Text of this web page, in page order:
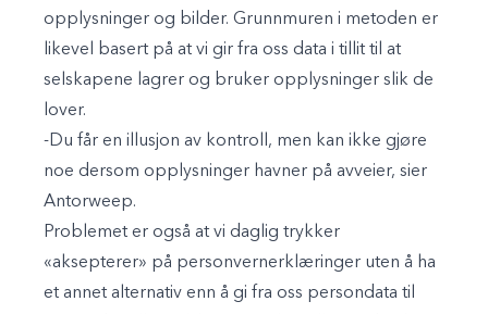
opplysninger og bilder. Grunnmuren i metoden er
likevel basert på at vi gir fra oss data i tillit til at
selskapene lagrer og bruker opplysninger slik de
lover.
-Du får en illusjon av kontroll, men kan ikke gjøre
noe dersom opplysninger havner på avveier, sier
Antorweep.
Problemet er også at vi daglig trykker
«aksepterer» på personvernerklæringer uten å ha
et annet alternativ enn å gi fra oss persondata til